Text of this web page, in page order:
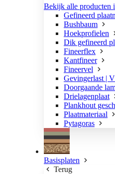
Bekijk alle producten
Gefineerd
Bushbaum
Hoekprofielen
Dik gefineerd
Fineerflex
Kantfineer
Fineervel
Gevingerlast |
Doorgaande
Drielagenplaat
Plankhout
Plaatmateriaal
Pytagoras
Basisplaten
Terug